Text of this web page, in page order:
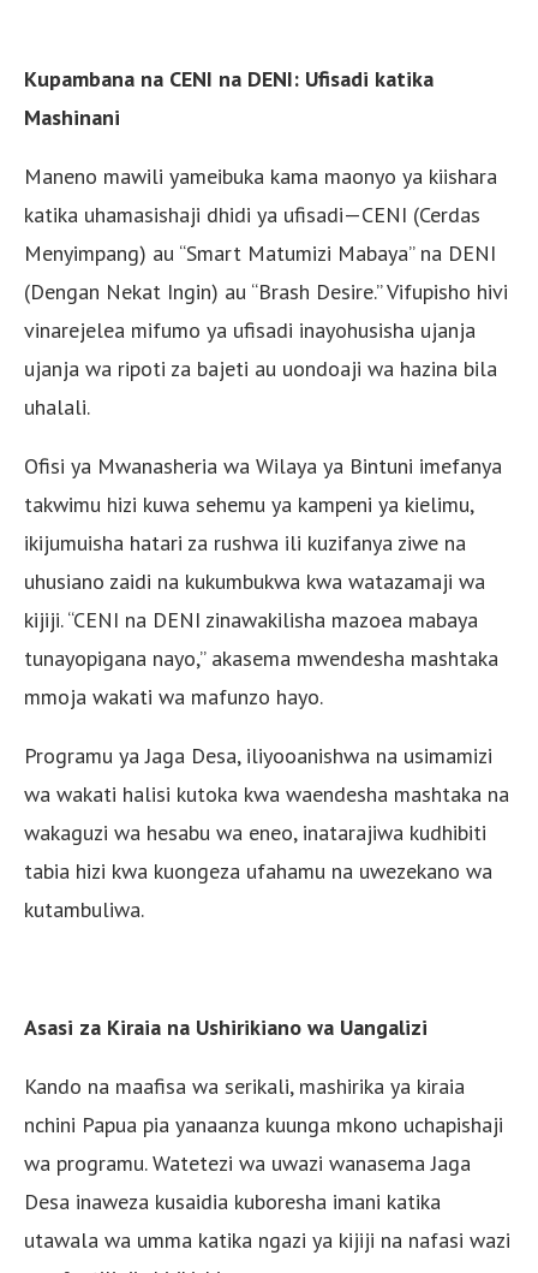
Kupambana na CENI na DENI: Ufisadi katika
Mashinani
Maneno mawili yameibuka kama maonyo ya kiishara
katika uhamasishaji dhidi ya ufisadi—CENI (Cerdas
Menyimpang) au “Smart Matumizi Mabaya” na DENI
(Dengan Nekat Ingin) au “Brash Desire.” Vifupisho hivi
vinarejelea mifumo ya ufisadi inayohusisha ujanja
ujanja wa ripoti za bajeti au uondoaji wa hazina bila
uhalali.
Ofisi ya Mwanasheria wa Wilaya ya Bintuni imefanya
takwimu hizi kuwa sehemu ya kampeni ya kielimu,
ikijumuisha hatari za rushwa ili kuzifanya ziwe na
uhusiano zaidi na kukumbukwa kwa watazamaji wa
kijiji. “CENI na DENI zinawakilisha mazoea mabaya
tunayopigana nayo,” akasema mwendesha mashtaka
mmoja wakati wa mafunzo hayo.
Programu ya Jaga Desa, iliyooanishwa na usimamizi
wa wakati halisi kutoka kwa waendesha mashtaka na
wakaguzi wa hesabu wa eneo, inatarajiwa kudhibiti
tabia hizi kwa kuongeza ufahamu na uwezekano wa
kutambuliwa.
Asasi za Kiraia na Ushirikiano wa Uangalizi
Kando na maafisa wa serikali, mashirika ya kiraia
nchini Papua pia yanaanza kuunga mkono uchapishaji
wa programu. Watetezi wa uwazi wanasema Jaga
Desa inaweza kusaidia kuboresha imani katika
utawala wa umma katika ngazi ya kijiji na nafasi wazi